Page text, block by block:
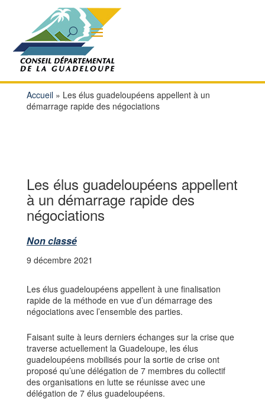
Accueil» Les élus guadeloupéens appellent à un
démarrage rapide des négociations
Les élus guadeloupéens appellent
à un démarrage rapide des
négociations
Non classé
9 décembre 2021
Les élus guadeloupéens appellent à une finalisation
rapide de la méthode en vue d’un démarrage des
négociations avec l’ensemble des parties.
Faisant suite à leurs derniers échanges sur la crise que
traverse actuellement la Guadeloupe, les élus
guadeloupéens mobilisés pour la sortie de crise ont
proposé qu’une délégation de 7 membres du collectif
des organisations en lutte se réunisse avec une
délégation de 7 élus guadeloupéens.